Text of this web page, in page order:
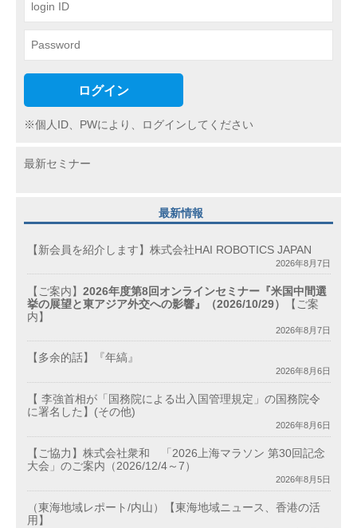
ン
ログイン
※個人ID、PWにより、ログインしてください
最新セミナー
最新情報
【新会員を紹介します】株式会社HAI ROBOTICS JAPAN
2026年8月7日
【ご案内】 2026年度第8回オンラインセミナー『米国中間選
挙の展望と東アジア外交への影響』（2026/10/29）
【ご案
内】
2026年8月7日
【多余的話】『年縞』
2026年8月6日
【 李強首相が「国務院による出入国管理規定」の国務院令
に署名した】(その他)
2026年8月6日
【ご協力】株式会社衆和 「2026上海マラソン 第30回記念
大会」のご案内（2026/12/4～7）
2026年8月5日
（東海地域レポート/内山）【東海地域ニュース、香港の活
用】